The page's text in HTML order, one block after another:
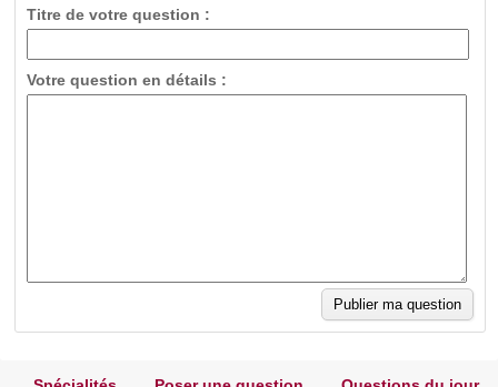
Titre de votre question :
Votre question en détails :